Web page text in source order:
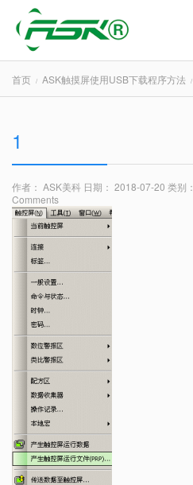
首页 ASK触摸屏使用USB下载程序方法
1
作者： ASK美科 日期： 2018-07-20 类别：
Comments